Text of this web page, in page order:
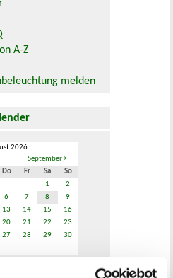
A-Z
melden
2026
September >
Do Fr Sa
So
1
2
6 7 8
9
13 14 15
16
20 21 22
23
27 28 29
30